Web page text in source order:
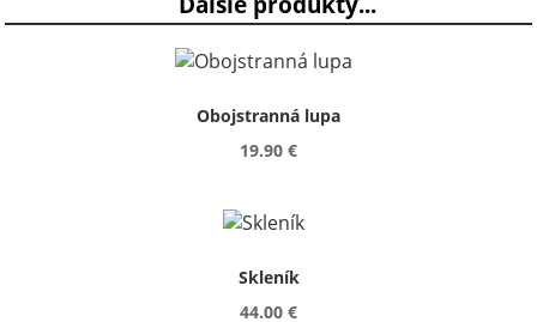
Obojstranná lupa
19.90 €
Skleník
44.00 €